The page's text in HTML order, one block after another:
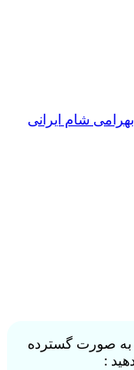
شام ایرانی
به صورت گسترده
: